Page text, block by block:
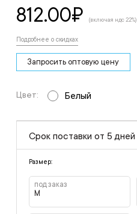
812.00₽ (включая ндс 22%)
Подробнее о скидках
Запросить оптовую цену
Цвет: Белый
Срок поставки от 5 дней
Размер:
под заказ
M